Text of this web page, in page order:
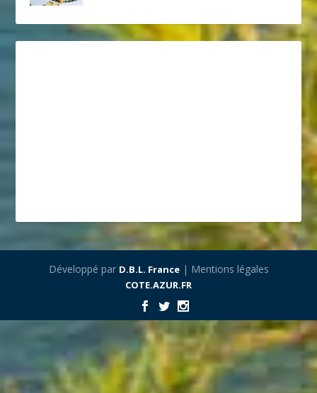
Développé par D.B.L. France| Mentions légales
COTE.AZUR.FR